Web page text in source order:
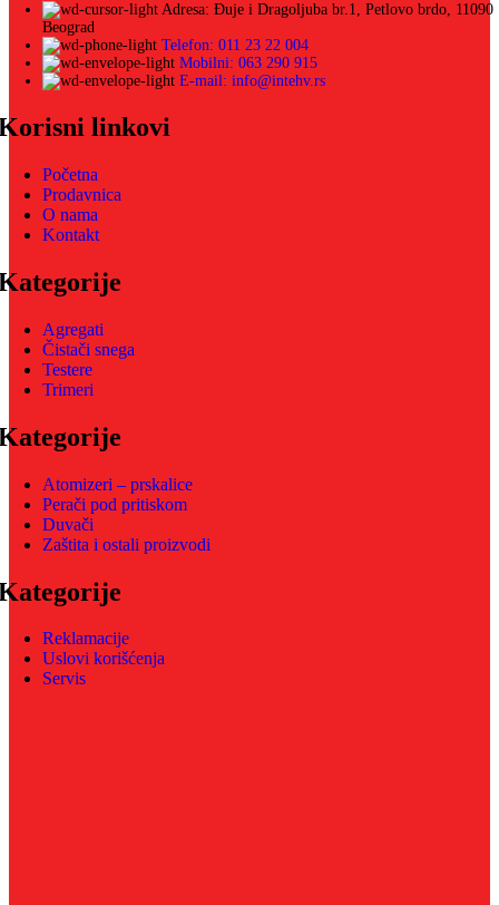
Adresa: Đuje i Dragoljuba br.1, Petlovo brdo, 11090
Beograd
Telefon: 011 23 22 004
Mobilni: 063 290 915
E-mail: info@intehv.rs
linkovi
Početna
Prodavnica
O nama
Kontakt
Agregati
Čistači snega
Testere
Trimeri
Atomizeri – prskalice
Perači pod pritiskom
Duvači
Zaštita i ostali proizvodi
Reklamacije
Uslovi korišćenja
Servis